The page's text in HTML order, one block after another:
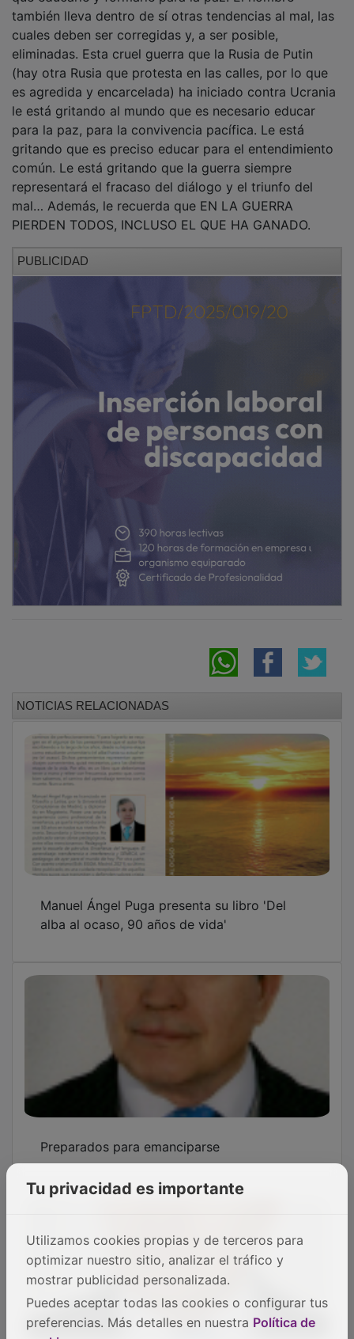
también lleva dentro de sí otras tendencias al mal, las
cuales deben ser corregidas y, a ser posible,
eliminadas. Esta cruel guerra que la Rusia de Putin
(hay otra Rusia que protesta en las calles, por lo que
es agredida y encarcelada) ha iniciado contra Ucrania
le está gritando al mundo que es necesario educar
para la paz, para la convivencia pacífica. Le está
gritando que es preciso educar para el entendimiento
común. Le está gritando que la guerra siempre
representará el fracaso del diálogo y el triunfo del
mal… Además, le recuerda que EN LA GUERRA
PIERDEN TODOS, INCLUSO EL QUE HA GANADO.
PUBLICIDAD
NOTICIAS RELACIONADAS
Manuel Ángel Puga presenta su libro 'Del
alba al ocaso, 90 años de vida'
Preparados para emanciparse
Tu privacidad es importante
Utilizamos cookies propias y de terceros para
optimizar nuestro sitio, analizar el tráfico y
mostrar publicidad personalizada.
Puedes aceptar todas las cookies o configurar tus
preferencias. Más detalles en nuestra Política de